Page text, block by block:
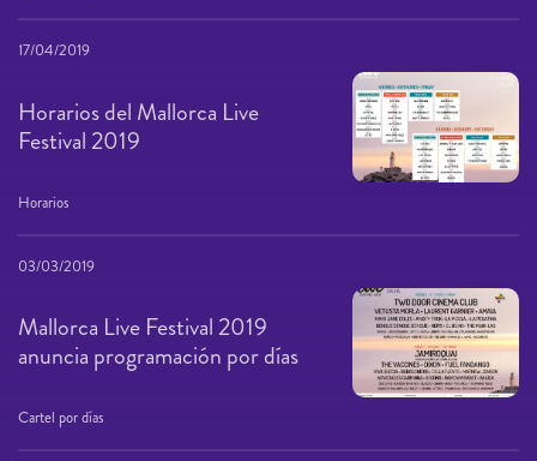
17/04/2019
Horarios del Mallorca Live
Festival 2019
Horarios
03/03/2019
Mallorca Live Festival 2019
anuncia programación por días
Cartel por días